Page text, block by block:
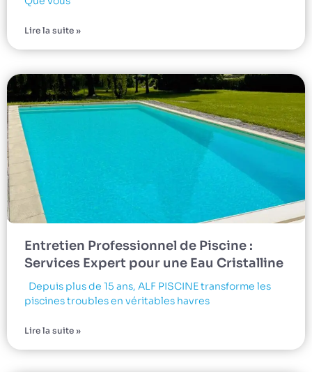
Lire la suite »
Entretien Professionnel de Piscine :
Services Expert pour une Eau Cristalline
Depuis plus de 15 ans, ALF PISCINE transforme les
piscines troubles en véritables havres
Lire la suite »